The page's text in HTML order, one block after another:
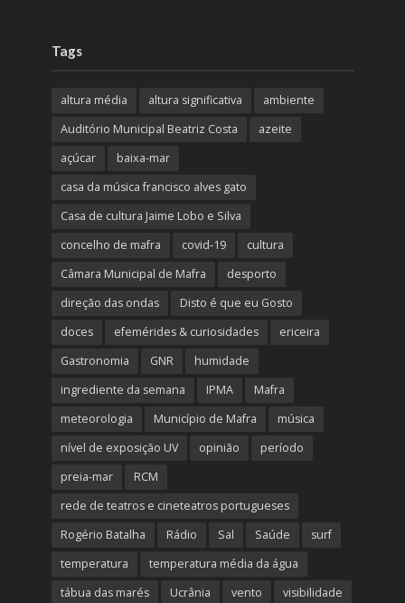
Tags
altura média altura significativa
ambiente
Auditório Municipal Beatriz Costa
azeite
açúcar
baixa-mar
casa da música francisco alves gato
Casa de cultura Jaime Lobo e Silva
concelho de mafra
covid-19
cultura
Câmara Municipal de Mafra
desporto
direção das ondas
Disto é que eu Gosto
doces
efemérides & curiosidades
ericeira
Gastronomia
GNR
humidade
ingrediente da semana
IPMA
Mafra
meteorologia
Município de Mafra
música
nível de exposição UV
opinião
período
preia-mar
RCM
rede de teatros e cineteatros portugueses
Rogério Batalha
Rádio Sal Saúde
surf
temperatura
temperatura média da água
tábua das marés
Ucrânia vento visibilidade